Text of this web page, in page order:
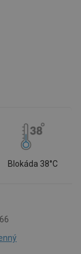
Blokáda 38°C